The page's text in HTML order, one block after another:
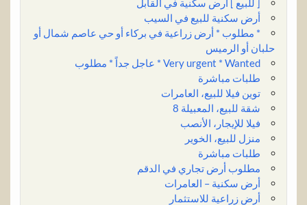
[ للبيع ] أرض سكنية في القابل
أرض سكنية للبيع في السيب
* مطلوب * أرض زراعية في بركاء أو حي عاصم شمال أو
حلبان أو الرميس
Very urgent * Wanted * عاجل جداً * مطلوب
طلبات مباشرة
توين فيلا للبيع، العامرات
شقة للبيع، المعبيلة 8
فيلا للإيجار، الأنصب
منزل للبيع، الخوير
طلبات مباشرة
مطلوب أرض تجاري في الدقم
أرض سكنية – العامرات
أرض زراعية للاستثمار